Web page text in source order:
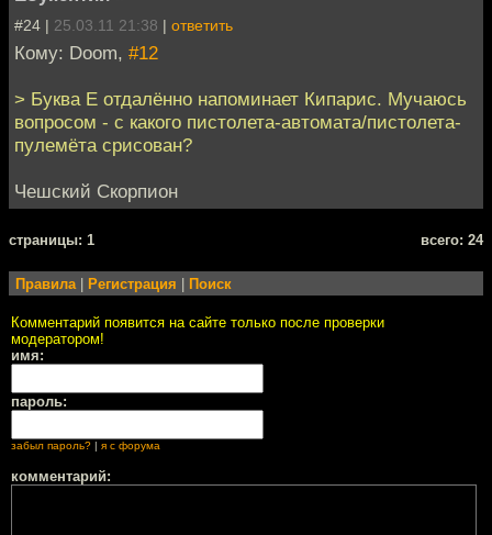
#24 | 25.03.11 21:38 | ответить
Кому: Doom, #12
> Буква Е отдалённо напоминает Кипарис. Мучаюсь
вопросом - с какого пистолета-автомата/пистолета-
пулемёта срисован?
Чешский Скорпион
cтраницы: 1 всего: 24
Правила| Регистрация Поиск
Комментарий появится на сайте только после проверки
модератором!
имя:
пароль:
забыл пароль? | я с форума
комментарий: